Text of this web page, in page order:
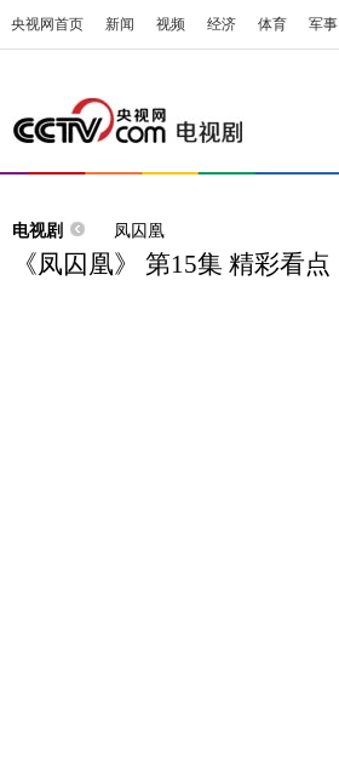
央视网首页 新闻 视频 经济 体育 军事
电视剧 凤囚凰
《凤囚凰》 第15集 精彩看点